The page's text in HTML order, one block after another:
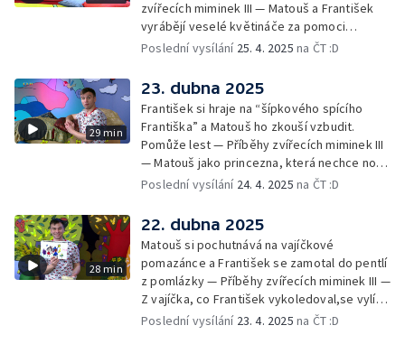
zvířecích miminek III — Matouš a František
vyrábějí veselé květináče za pomoci
skořápek z velikonočních vajíček… —
obrázky + rozloučení
Poslední vysílání 25. 4. 2025 na ČT :D
29 min
23. dubna 2025
František si hraje na “šípkového spícího
Františka” a Matouš ho zkouší vzbudit.
Pomůže lest — Příběhy zvířecích miminek III
— Matouš jako princezna, která nechce nosit
brýle… — Cvoček astronautem — Nestyďte
Poslední vysílání 24. 4. 2025 na ČT :D
28 min
22. dubna 2025
Matouš si pochutnává na vajíčkové
pomazánce a František se zamotal do pentlí
z pomlázky — Příběhy zvířecích miminek III —
Z vajíčka, co František vykoledoval,se vylíhl
drak. Nejí princezny, ale miluje vajíčkovou
Poslední vysílání 23. 4. 2025 na ČT :D